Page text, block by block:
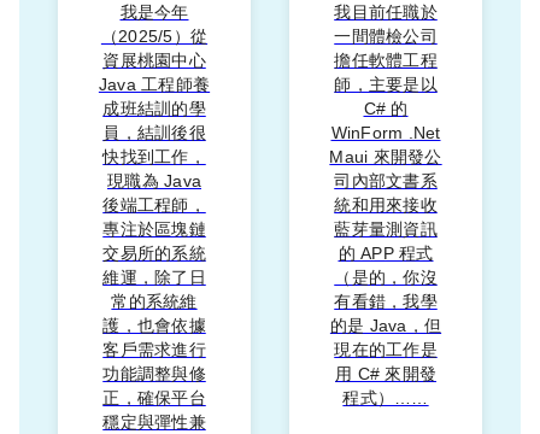
我是今年
（2025/5）從
資展桃園中心
Java 工程師養
成班結訓的學
員，結訓後很
快找到工作，
現職為 Java
後端工程師，
專注於區塊鏈
交易所的系統
維運，除了日
常的系統維
護，也會依據
客戶需求進行
功能調整與修
正，確保平台
穩定與彈性兼
我目前任職於
一間體檢公司
擔任軟體工程
師，主要是以
C# 的
WinForm .Net
Maui 來開發公
司內部文書系
統和用來接收
藍芽量測資訊
的 APP 程式
（是的，你沒
有看錯，我學
的是 Java，但
現在的工作是
用 C# 來開發
程式）……